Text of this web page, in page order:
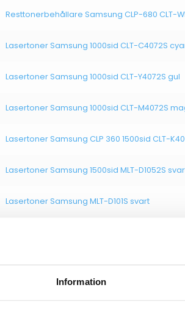
Information
Resttonerbehållare Samsung CLP-680 CLT-
Lasertoner Samsung 1000sid CLT-C4072S
Lasertoner Samsung 1000sid CLT-Y4072S gul
Lasertoner Samsung 1000sid CLT-M4072S
Lasertoner Samsung CLP 360 1500sid CLT-
Lasertoner Samsung 1500sid MLT-D1052S
Lasertoner Samsung MLT-D101S svart